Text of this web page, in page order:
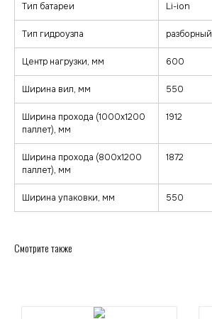
Тип батареи Li-ion
Тип гидроузла разборный
Центр нагрузки, мм 600
Ширина вил, мм 550
Ширина прохода (1000х1200
паллет), мм
1912
Ширина прохода (800х1200
паллет), мм
1872
Ширина упаковки, мм 550
Смотрите также
Покупателям
Каталог
Лизинг
Тележки
zakaz@minkar.su
+7 (495) 157-70-97